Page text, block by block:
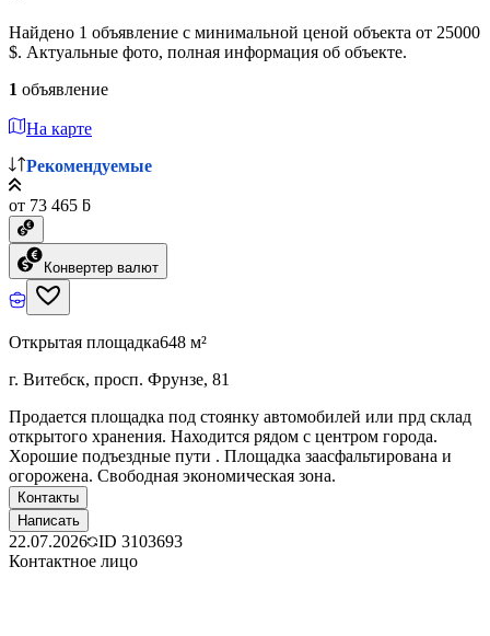
Найдено 1 объявление с минимальной ценой объекта от 25000
$. Актуальные фото, полная информация об объекте.
1 объявление
На карте
Рекомендуемые
от 73 465 ƃ
Конвертер валют
Открытая площадка648 м²
г. Витебск, просп. Фрунзе, 81
Продается площадка под стоянку автомобилей или прд склад
открытого хранения. Находится рядом с центром города.
Хорошие подъездные пути . Площадка заасфальтирована и
огорожена. Свободная экономическая зона.
Контакты
Написать
22.07.2026 ID 3103693
Контактное лицо